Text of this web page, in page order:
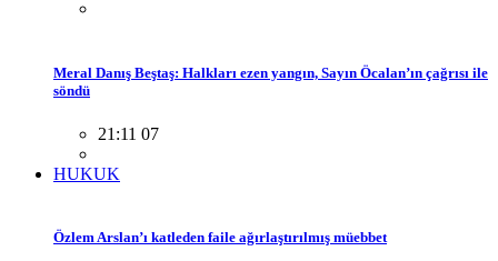
Meral Danış Beştaş: Halkları ezen yangın, Sayın Öcalan’ın çağrısı ile
söndü
21:11 07
HUKUK
Özlem Arslan’ı katleden faile ağırlaştırılmış müebbet